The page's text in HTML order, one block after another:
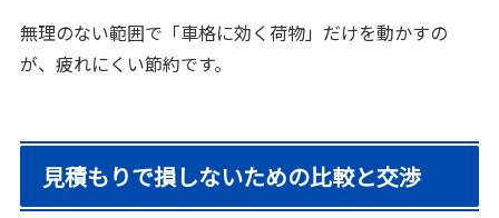
無理のない範囲で「車格に効く荷物」だけを動かすの
が、疲れにくい節約です。
見積もりで損しないための比較と交渉